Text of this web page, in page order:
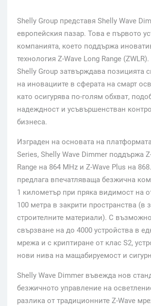
Shelly Group представя Shelly Wave
европейския пазар. Това е първото
компанията, което поддържа
технология Z-Wave Long Range
Shelly Group затвърждава позицията
на иновациите в сферата на смарт
като осигурява по-голям обхват,
надеждност и усъвършенстван
бизнеса.
Изграден на основата на
Series, Shelly Wave Dimmer поддържа
Range на 864 MHz и Z-Wave Plus на
предлага впечатляваща безжична
1 километър при пряка видимост на
100 метра в закрити пространства (в
строителните материали). С
свързване на до 4000 устройства в
мрежа и с криптиране от клас S2,
нови нива на мащабируемост и
Shelly Wave Dimmer въвежда нов
безжичното управление на
разлика от традиционните Z-Wave